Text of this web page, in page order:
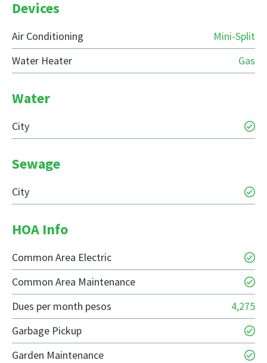
Devices
Air Conditioning
Mini-Split
Water Heater
Gas
Water
City
Sewage
City
HOA Info
Common Area Electric
Common Area Maintenance
Dues per month pesos
4,275
Garbage Pickup
Garden Maintenance